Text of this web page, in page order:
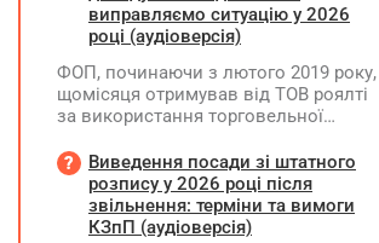
сума 201130,20, ПДВ 40226,04).
25.06.2026 р. покупець повернув
скласти розрахунок коригування?
виправляємо ситуацію у 2026
році (аудіоверсія)
ФОП, починаючи з лютого 2019 року,
щомісяця отримував від ТОВ роялті
за використання торговельної
включав до доходу платника ЄП та
оподатковував за ставкою 5%.
Водночас ТОВ при виплаті роялті не
утримувало ПДФО та ВЗ. Як зараз
Виведення посади зі штатного
розпису у 2026 році після
звільнення: терміни та вимоги
КЗпП (аудіоверсія)